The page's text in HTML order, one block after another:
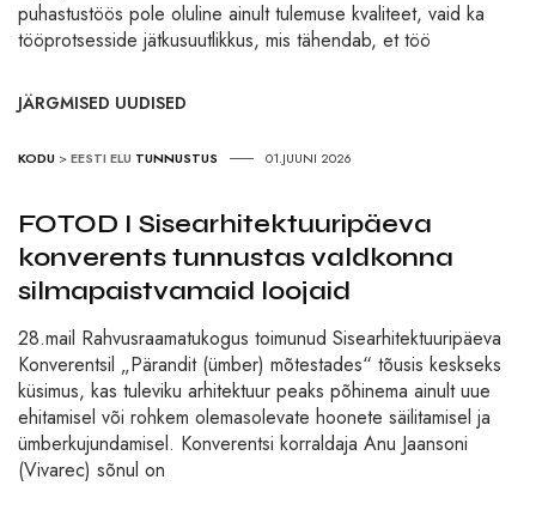
puhastustöös pole oluline ainult tulemuse kvaliteet, vaid ka
tööprotsesside jätkusuutlikkus, mis tähendab, et töö
JÄRGMISED UUDISED
KODU >EESTI ELU TUNNUSTUS 01.JUUNI 2026
FOTOD I Sisearhitektuuripäeva
konverents tunnustas valdkonna
silmapaistvamaid loojaid
28.mail Rahvusraamatukogus toimunud Sisearhitektuuripäeva
Konverentsil „Pärandit (ümber) mõtestades“ tõusis keskseks
küsimus, kas tuleviku arhitektuur peaks põhinema ainult uue
ehitamisel või rohkem olemasolevate hoonete säilitamisel ja
ümberkujundamisel. Konverentsi korraldaja Anu Jaansoni
(Vivarec) sõnul on